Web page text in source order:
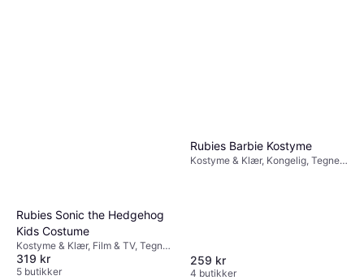
Rubies Sonic the Hedgehog
Kids Costume
Kostyme & Klær, Film & TV, Tegnet
& Animert, Annen Film & TV
319 kr
5 butikker
Rubies Barbie Kostyme
Kostyme & Klær, Kongelig, Tegnet
259 kr
4 butikker